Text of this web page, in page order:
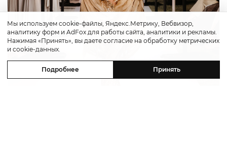
Мы используем cookie-файлы, Яндекс.Метрику, Вебвизор,
аналитику форм и AdFox для работы сайта, аналитики и рекламы.
Нажимая «Принять», вы даете согласие на обработку метрических
и cookie-данных.
Подробнее Принять